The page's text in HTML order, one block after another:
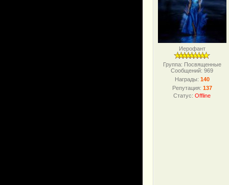
Иерофант
Группа: Посвященные
Сообщений:969
Награды: 140
Репутация: 137
Статус:Offline